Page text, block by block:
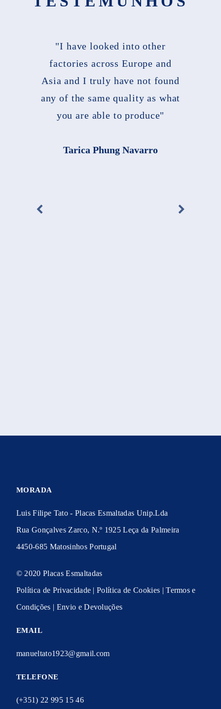
"I have looked into other
factories across Europe and
Asia and I truly have not found
any of the same quality as what
you are able to produce"
Tarica Phung Navarro
MORADA
Luis Filipe Tato - Placas Esmaltadas Unip.Lda
Rua Gonçalves Zarco, N.º 1925 Leça da Palmeira
4450-685 Matosinhos Portugal
© 2020 Placas Esmaltadas
Política de Privacidade |Política de Cookies |Termos e
Condições | Envio e Devoluções
EMAIL
manueltato1923@gmail.com
TELEFONE
(+351) 22 995 15 46